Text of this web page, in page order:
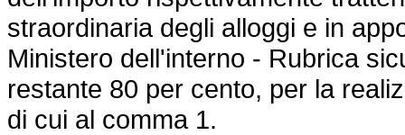
straordinaria degli alloggi e in
Ministero dell'interno - Rubrica
restante 80 per cento, per la
di cui al comma 1.